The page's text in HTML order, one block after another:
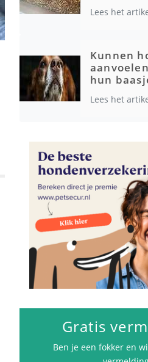
Lees het
Kunnen
hun
Lees het
Gratis
Ben je een fokker en